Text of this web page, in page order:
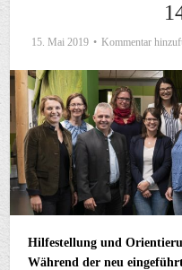
15. Mai 2019 Kommentar
Hilfestellung und
Während der neu